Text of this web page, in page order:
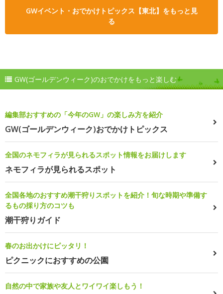
GWイベント・おでかけトピックス【東北】をもっと見
る
GW(ゴールデンウィーク)のおでかけをもっと楽しむ
編集部おすすめの「今年のGW」の楽しみ方を紹介
GW(ゴールデンウィーク)おでかけトピックス
全国のネモフィラが見られるスポット情報をお届けします
ネモフィラが見られるスポット
全国各地のおすすめ潮干狩りスポットを紹介！旬な時期や準備す
るもの採り方のコツも
潮干狩りガイド
春のお出かけにピッタリ！
ピクニックにおすすめの公園
自然の中で家族や友人とワイワイ楽しもう！